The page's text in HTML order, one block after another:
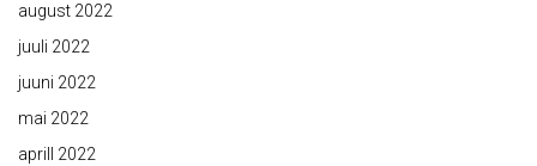
august 2022
juuli 2022
juuni 2022
mai 2022
aprill 2022